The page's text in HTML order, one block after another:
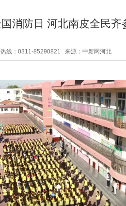
消防日 河北南皮全民齐
热线：0311-85290821 来源：中新网河北